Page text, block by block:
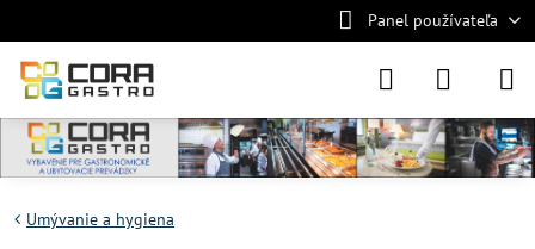
Panel používateľa
Umývanie a hygiena